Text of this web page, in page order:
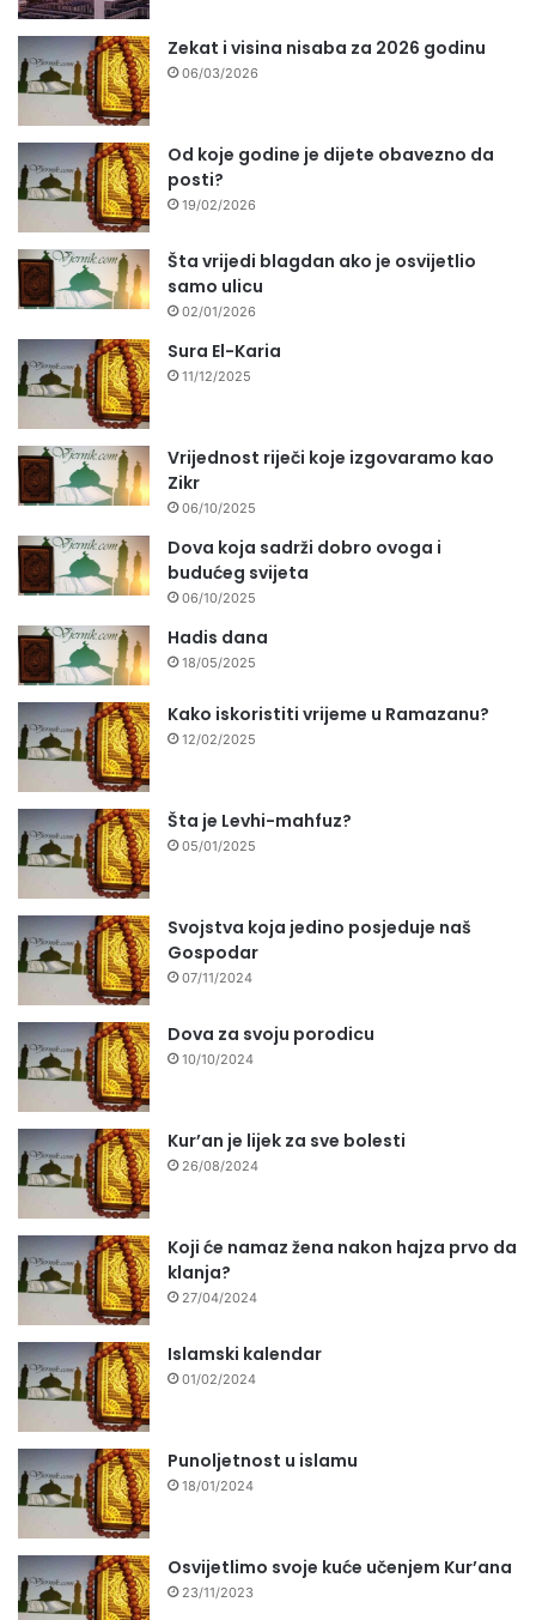
Zekat i visina nisaba za 2026 godinu
06/03/2026
Od koje godine je dijete obavezno da
posti?
19/02/2026
Šta vrijedi blagdan ako je osvijetlio
samo ulicu
02/01/2026
Sura El-Karia
11/12/2025
Vrijednost riječi koje izgovaramo kao
Zikr
06/10/2025
Dova koja sadrži dobro ovoga i
budućeg svijeta
06/10/2025
Hadis dana
18/05/2025
Kako iskoristiti vrijeme u Ramazanu?
12/02/2025
Šta je Levhi-mahfuz?
05/01/2025
Svojstva koja jedino posjeduje naš
Gospodar
07/11/2024
Dova za svoju porodicu
10/10/2024
Kur’an je lijek za sve bolesti
26/08/2024
Koji će namaz žena nakon hajza prvo da
klanja?
27/04/2024
Islamski kalendar
01/02/2024
Punoljetnost u islamu
18/01/2024
Osvijetlimo svoje kuće učenjem Kur’ana
23/11/2023